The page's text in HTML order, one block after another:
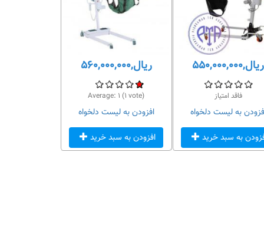
ریال,۵۶۰,۰۰۰,۰۰۰
Average: ۱ (۱ vote)
افزودن به لیست دلخواه
افزودن به سبد خرید
ریال,۵۵۰,۰۰۰,۰۰۰
فاقد امتیاز
به لیست دلخواه
به سبد خرید